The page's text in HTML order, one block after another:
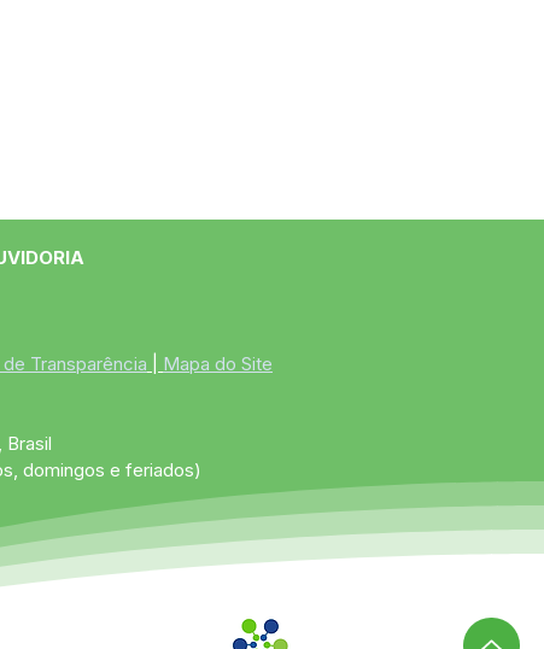
Transparência Mapa do Site
Brasil
domingos e feriados)